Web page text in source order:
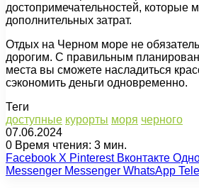
достопримечательностей, которые
дополнительных затрат.
Отдых на Черном море не
дорогим. С правильным
места вы сможете насладиться
сэкономить деньги одновременно.
Теги
доступные курорты моря черного
07.06.2024
0 Время чтения: 3 мин.
Facebook X Pinterest Вконтакте
Messenger Messenger WhatsApp